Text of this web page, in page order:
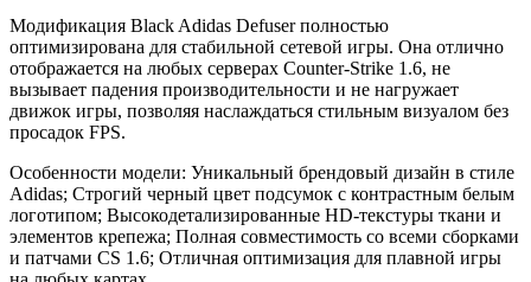
Модификация Black Adidas Defuser полностью
оптимизирована для стабильной сетевой игры. Она отлично
отображается на любых серверах Counter-Strike 1.6, не
вызывает падения производительности и не нагружает
движок игры, позволяя наслаждаться стильным визуалом без
просадок FPS.
Особенности модели: Уникальный брендовый дизайн в стиле
Adidas; Строгий черный цвет подсумок с контрастным белым
логотипом; Высокодетализированные HD-текстуры ткани и
элементов крепежа; Полная совместимость со всеми сборками
и патчами CS 1.6; Отличная оптимизация для плавной игры